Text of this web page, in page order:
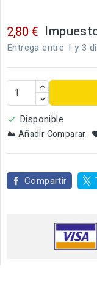
2,80 €
Entrega entre 1 y 3
 Disponible
Añadir Comparar
Compartir